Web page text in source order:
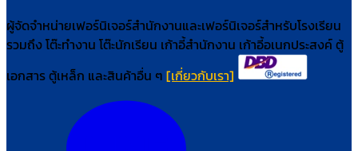
ผู้จัดจำหน่ายเฟอร์นิเจอร์สำนักงานและเฟอร์นิเจอร์สำหรับโรงเรียน
รวมถึง โต๊ะทำงาน โต๊ะนักเรียน เก้าอี้สำนักงาน เก้าอี้อเนกประสงค์ ตู้
เอกสาร ตู้เหล็ก และสินค้าอื่น ๆ [เกี่ยวกับเรา]